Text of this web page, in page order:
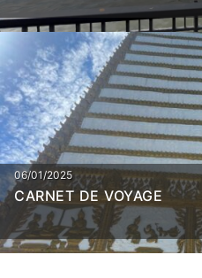
06/01/2025
CARNET DE VOYAGE